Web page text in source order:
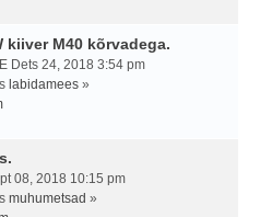
kiiver M40 kõrvadega.
Dets 24, 2018 3:54 pm
labidamees »
08, 2018 10:15 pm
muhumetsad »